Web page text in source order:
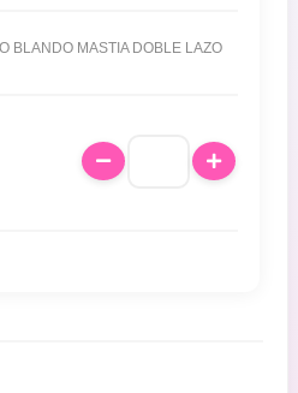
BLANDO MASTIA DOBLE LAZO